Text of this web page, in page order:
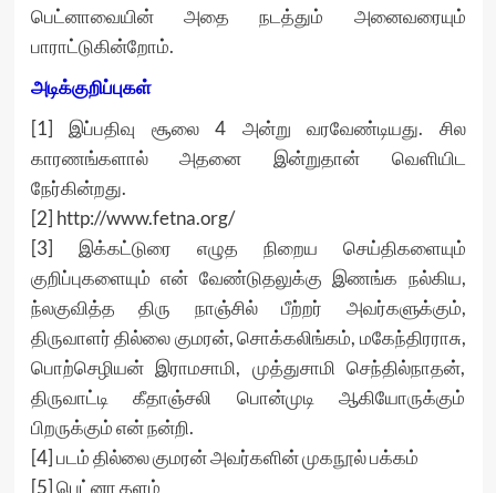
பெட்னாவையின் அதை நடத்தும் அனைவரையும்
பாராட்டுகின்றோம்.
அடிக்குறிப்புகள்
[1] இப்பதிவு சூலை 4 அன்று வரவேண்டியது. சில
காரணங்களால் அதனை இன்றுதான் வெளியிட
நேர்கின்றது.
[2] http://www.fetna.org/
[3] இக்கட்டுரை எழுத நிறைய செய்திகளையும்
குறிப்புகளையும் என் வேண்டுதலுக்கு இணங்க நல்கிய,
ந்லகுவித்த திரு நாஞ்சில் பீற்றர் அவர்களுக்கும்,
திருவாளர் தில்லை குமரன், சொக்கலிங்கம், மகேந்திரராசு,
பொற்செழியன் இராமசாமி, முத்துசாமி செந்தில்நாதன்,
திருவாட்டி கீதாஞ்சலி பொன்முடி ஆகியோருக்கும்
பிறருக்கும் என் நன்றி.
[4] படம் தில்லை குமரன் அவர்களின் முகநூல் பக்கம்
[5] பெட்னா தளம்